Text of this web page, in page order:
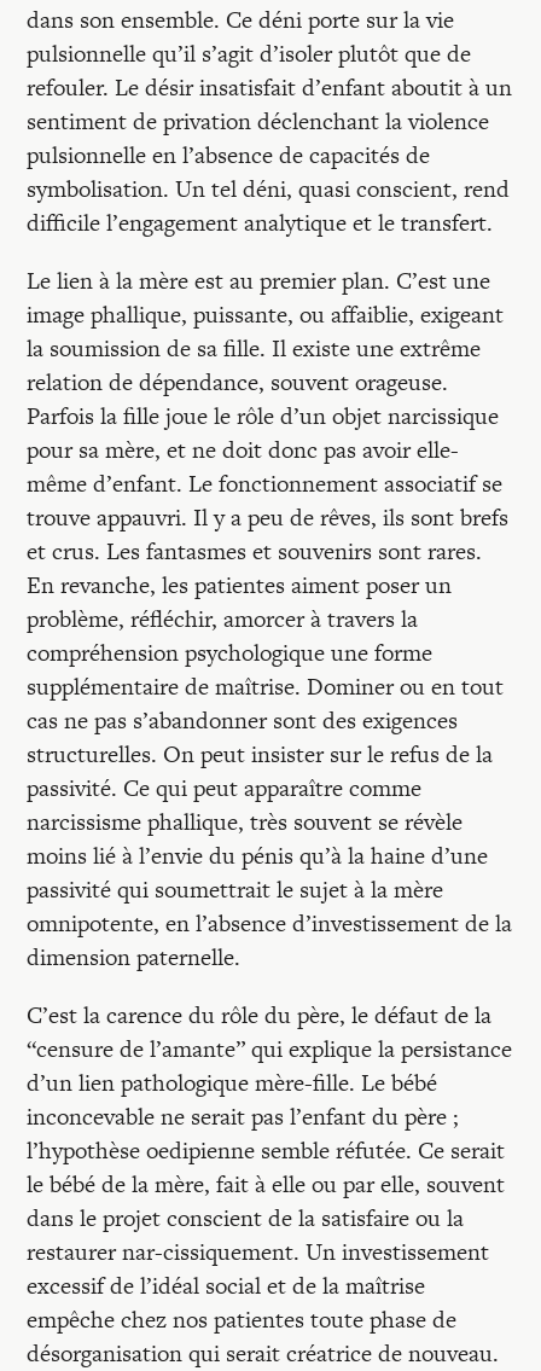
dans son ensemble. Ce déni porte sur la vie
pulsionnelle qu’il s’agit d’isoler plutôt que de
refouler. Le désir insatisfait d’enfant aboutit à un
sentiment de privation déclenchant la violence
pulsionnelle en l’absence de capacités de
symbolisation. Un tel déni, quasi conscient, rend
difficile l’engagement analytique et le transfert.
Le lien à la mère est au premier plan. C’est une
image phallique, puissante, ou affaiblie, exigeant
la soumission de sa fille. Il existe une extrême
relation de dépendance, souvent orageuse.
Parfois la fille joue le rôle d’un objet narcissique
pour sa mère, et ne doit donc pas avoir elle-
même d’enfant. Le fonctionnement associatif se
trouve appauvri. Il y a peu de rêves, ils sont brefs
et crus. Les fantasmes et souvenirs sont rares.
En revanche, les patientes aiment poser un
problème, réfléchir, amorcer à travers la
compréhension psychologique une forme
supplémentaire de maîtrise. Dominer ou en tout
cas ne pas s’abandonner sont des exigences
structurelles. On peut insister sur le refus de la
passivité. Ce qui peut apparaître comme
narcissisme phallique, très souvent se révèle
moins lié à l’envie du pénis qu’à la haine d’une
passivité qui soumettrait le sujet à la mère
omnipotente, en l’absence d’investissement de la
dimension paternelle.
C’est la carence du rôle du père, le défaut de la
“censure de l’amante” qui explique la persistance
d’un lien pathologique mère-fille. Le bébé
inconcevable ne serait pas l’enfant du père ;
l’hypothèse oedipienne semble réfutée. Ce serait
le bébé de la mère, fait à elle ou par elle, souvent
dans le projet conscient de la satisfaire ou la
restaurer nar-cissiquement. Un investissement
excessif de l’idéal social et de la maîtrise
empêche chez nos patientes toute phase de
désorganisation qui serait créatrice de nouveau.